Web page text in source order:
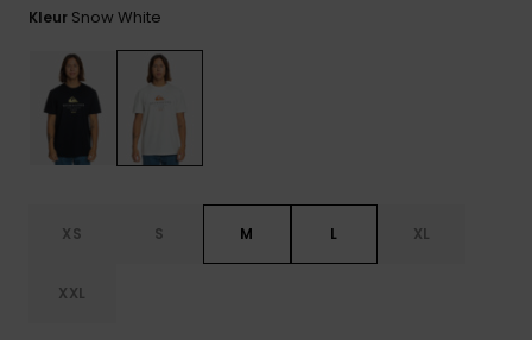
Kleur Snow White
XS S M L XL
XXL